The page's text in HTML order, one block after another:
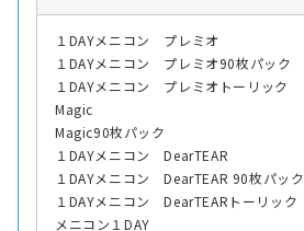
１DAYメニコン プレミオ
１DAYメニコン プレミオ90枚パック
１DAYメニコン プレミオトーリック
Magic
Magic90枚パック
１DAYメニコン DearTEAR
１DAYメニコン DearTEAR 90枚パック
１DAYメニコン DearTEARトーリック
メニコン１DAY